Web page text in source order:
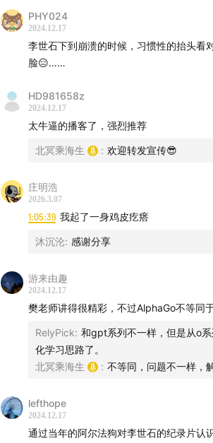
奇点。但是从樊麾的讲述中，我们似乎又
与算法，以这样的方式理解AI、接近AI，
一个半小时的深谈，其实才刚开了个头
为何转向生物领域，又如何拿下诺贝尔
们将分几期陆续呈现给大家，请大家保持
主播：@东东枪，@北冥乘海生，交流群
PHY024
2024.12.17
李世石下到崩溃的时候，习惯性的抬头看
脸😑……
HD981658z
2024.12.17
太牛逼的播客了，强烈推荐
北冥乘海生 : 欢迎转发宣传😎
庄明浩
2026.3.07
1:05:39 我起了一身鸡皮疙瘩
沐沉沦: 感谢分享
游来由趣
2024.12.17
樊老师讲得很精彩，不过AlphaGo不等同
RelyPick: 和gpt系列不一样，但是从o
化学习思路了。
北冥乘海生
: 不等同，问题不一样，
lefthope
2024.12.17
通过当年的阿尔法狗对李世石的纪录片认